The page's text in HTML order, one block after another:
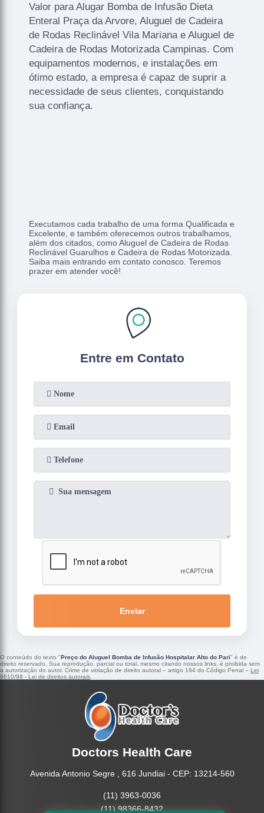
Valor para Alugar Bomba de Infusão Dieta
Enteral Praça da Arvore, Aluguel de Cadeira
de Rodas Reclinável Vila Mariana e Aluguel de
Cadeira de Rodas Motorizada Campinas. Com
equipamentos modernos, e instalações em
ótimo estado, a empresa é capaz de suprir a
necessidade de seus clientes, conquistando
sua confiança.
Executamos cada trabalho de uma forma Qualificada e
Excelente, e também oferecemos outros trabalhamos,
além dos citados, como Aluguel de Cadeira de Rodas
Reclinável Guarulhos e Cadeira de Rodas Motorizada.
Saiba mais entrando em contato conosco. Teremos
prazer em atender você!
Entre em Contato
Enviar
O conteúdo do texto "Preço do Aluguel Bomba de Infusão Hospitalar Alto do Pari" é de
direito reservado. Sua reprodução, parcial ou total, mesmo citando nossos links, é proibida sem
a autorização do autor. Crime de violação de direito autoral – artigo 184 do Código Penal – Lei
9610/98 - Lei de direitos autorais
Doctors Health Care
Avenida Antonio Segre , 616 Jundiai - CEP: 13214-560
(11) 3963-0036
(11) 98366-8432